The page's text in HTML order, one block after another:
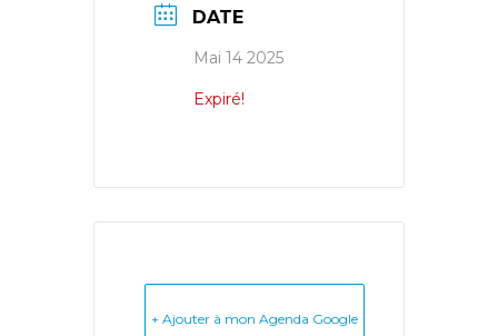
DATE
Mai 14 2025
Expiré!
+ Ajouter à mon Agenda Google